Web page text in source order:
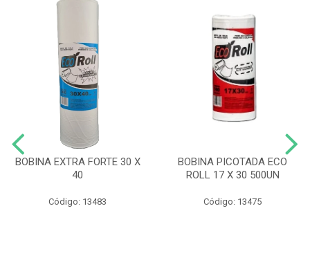
BOBINA EXTRA FORTE 30 X
40
Código: 13483
BOBINA PICOTADA ECO
ROLL 17 X 30 500UN
Código: 13475